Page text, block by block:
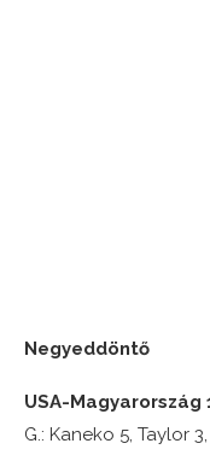
Negyeddöntő
USA-Magyarország
G.: Kaneko 5, Taylor